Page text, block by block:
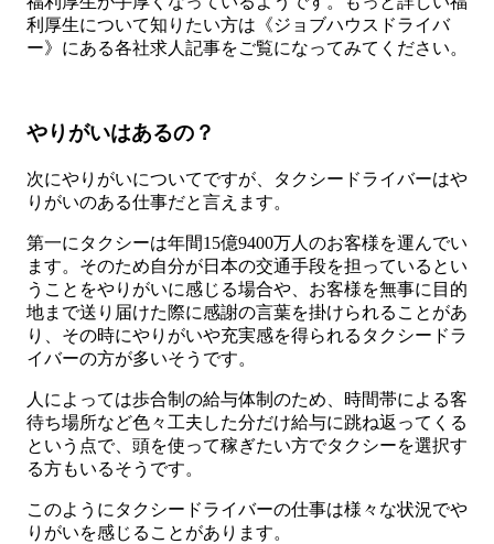
利厚生について知りたい方は《ジョブハウスドライバ
ー》にある各社求人記事をご覧になってみてください。
やりがいはあるの？
次にやりがいについてですが、タクシードライバーはや
りがいのある仕事だと言えます。
第一にタクシーは年間15億9400万人のお客様を運んでい
ます。そのため自分が日本の交通手段を担っているとい
うことをやりがいに感じる場合や、お客様を無事に目的
地まで送り届けた際に感謝の言葉を掛けられることがあ
り、その時にやりがいや充実感を得られるタクシードラ
イバーの方が多いそうです。
人によっては歩合制の給与体制のため、時間帯による客
待ち場所など色々工夫した分だけ給与に跳ね返ってくる
という点で、頭を使って稼ぎたい方でタクシーを選択す
る方もいるそうです。
このようにタクシードライバーの仕事は様々な状況でや
りがいを感じることがあります。